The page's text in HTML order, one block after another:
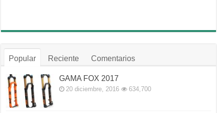
Popular Reciente Comentarios
GAMA FOX 2017
20 diciembre, 2016 634,700